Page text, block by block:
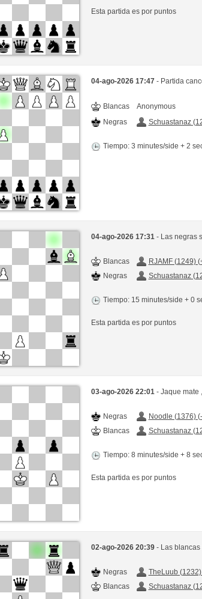
Esta partida es por puntos
04-ago-2026 17:47 - Partida
Blancas
Anonymous
Negras
Schuastanaz
Tiempo: 3 minutes/side + 2
04-ago-2026 17:31 - Las negras
Blancas
RJAMF (1249)
Negras
Schuastanaz
Tiempo: 15 minutes/side + 0
Esta partida es por puntos
03-ago-2026 22:01 - Jaque mate ,
Negras
Noodle (1376)
Blancas
Schuastanaz
Tiempo: 8 minutes/side + 8
Esta partida es por puntos
02-ago-2026 20:39 - Las blancas
Negras
TheLuub
Blancas
Schuastanaz